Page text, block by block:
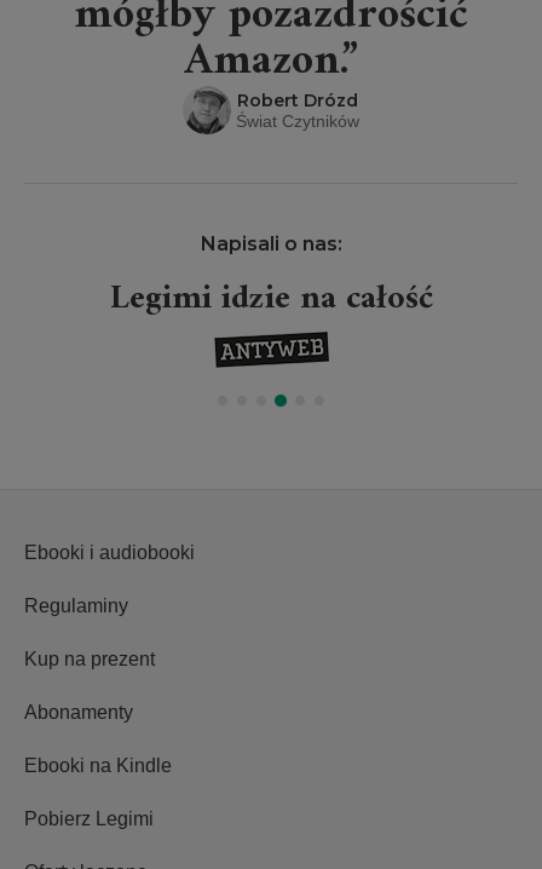
mógłby pozazdrościć
Amazon.”
Robert Drózd
Świat Czytników
Napisali o nas:
Legimi idzie na całość
Ebooki i audiobooki
Regulaminy
Kup na prezent
Abonamenty
Ebooki na Kindle
Pobierz Legimi